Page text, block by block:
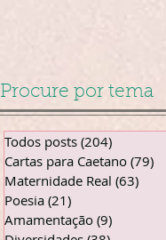
Procure por tema
Todos posts (204)
Cartas para Caetano (79)
Maternidade Real (63)
Poesia (21)
Amamentação (9)